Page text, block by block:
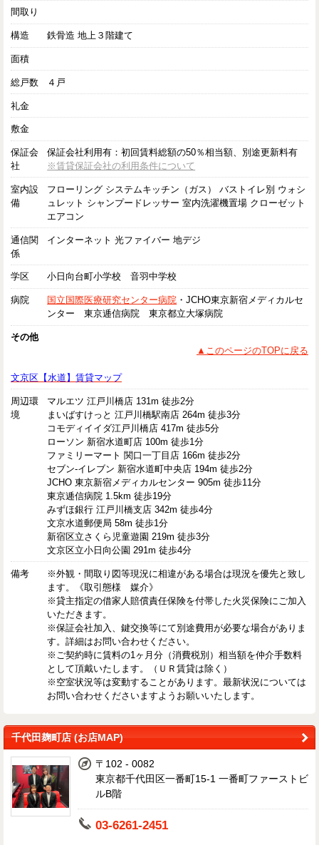
間取り
構造 鉄骨造 地上３階建て
面積
総戸数 ４戸
礼金
敷金
保証会
社
保証会社利用有：初回賃料総額の50％相当額、別途更新料有
※賃貸保証会社の利用条件について
室内設
備
フローリング システムキッチン（ガス） バストイレ別 ウォシ
ュレット シャンプードレッサー 室内洗濯機置場 クローゼット
エアコン
通信関
係
インターネット 光ファイバー 地デジ
学区 小日向台町小学校 音羽中学校
病院 国立国際医療研究センター病院 ・JCHO東京新宿メディカルセ
ンター 東京逓信病院 東京都立大塚病院
その他
▲このページのTOPに戻る
文京区【水道】賃貸マップ
周辺環
境
マルエツ 江戸川橋店 131m 徒歩2分
まいばすけっと 江戸川橋駅南店 264m 徒歩3分
コモディイイダ江戸川橋店 417m 徒歩5分
ローソン 新宿水道町店 100m 徒歩1分
ファミリーマート 関口一丁目店 166m 徒歩2分
セブン-イレブン 新宿水道町中央店 194m 徒歩2分
JCHO 東京新宿メディカルセンター 905m 徒歩11分
東京逓信病院 1.5km 徒歩19分
みずほ銀行 江戸川橋支店 342m 徒歩4分
文京水道郵便局 58m 徒歩1分
新宿区立さくら児童遊園 219m 徒歩3分
文京区立小日向公園 291m 徒歩4分
備考
※外観・間取り図等現況に相違がある場合は現況を優先と致し
ます。《取引態様 媒介》
※貸主指定の借家人賠償責任保険を付帯した火災保険にご加入
いただきます。
※保証会社加入、鍵交換等にて別途費用が必要な場合がありま
す。詳細はお問い合わせください。
※ご契約時に賃料の1ヶ月分（消費税別）相当額を仲介手数料
として頂戴いたします。（ＵＲ賃貸は除く）
※空室状況等は変動することがあります。最新状況については
お問い合わせくださいますようお願いいたします。
千代田麹町店 (お店MAP)
〒102 - 0082
東京都千代田区一番町15-1 一番町ファーストビ
ルB階
03-6261-2451